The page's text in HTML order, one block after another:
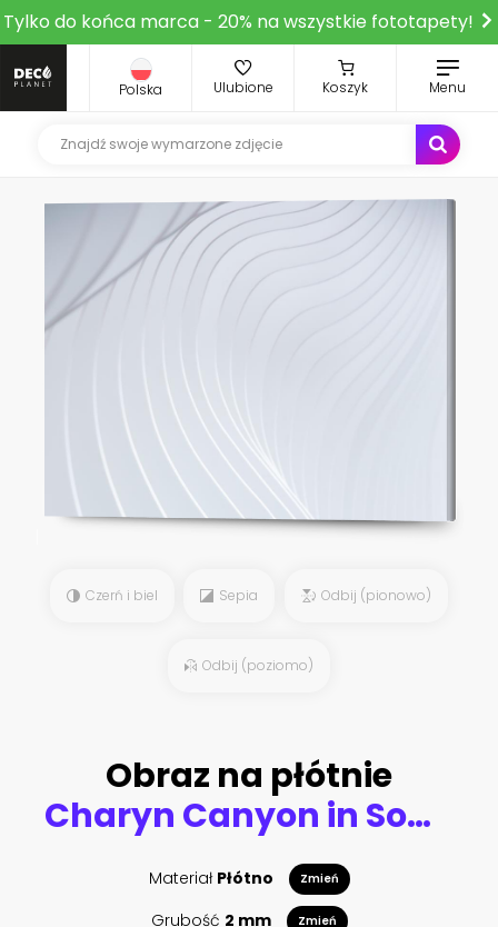
Tylko do końca marca - 20% na wszystkie fototapety!
Polska Ulubione Koszyk Menu
Czerń i biel Sepia Odbij (pionowo)
Odbij (poziomo)
Obraz na płótnie
Charyn Canyon in South East Kazakhstan, taken in August 2018taken in hdr taken in hdr
Materiał Płótno Zmień
Grubość 2 mm Zmień